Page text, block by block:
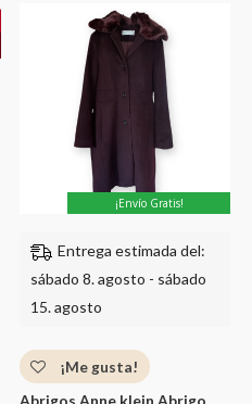
¡Envío Gratis!
Entrega estimada del:
sábado 8. agosto - sábado
15. agosto
¡Me gusta!
Abrigos Anne klein Abrigo